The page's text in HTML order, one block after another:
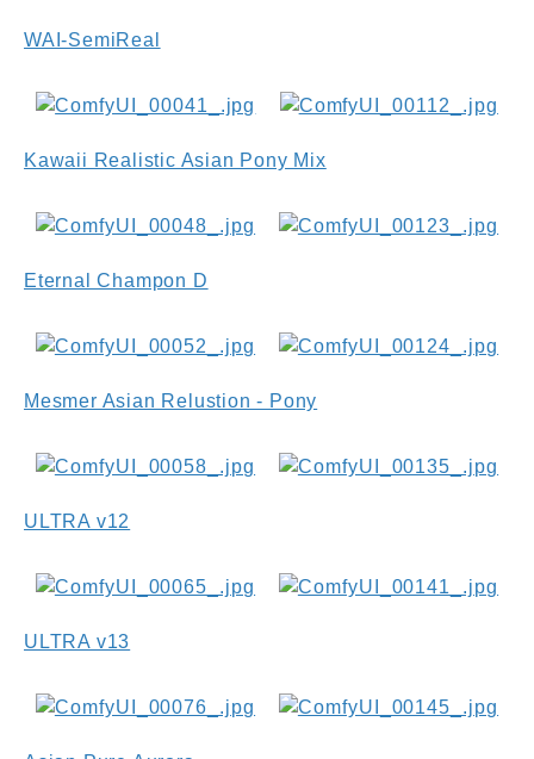
WAI-SemiReal
Kawaii Realistic Asian Pony Mix
Eternal Champon D
Mesmer Asian Relustion - Pony
ULTRA v12
ULTRA v13